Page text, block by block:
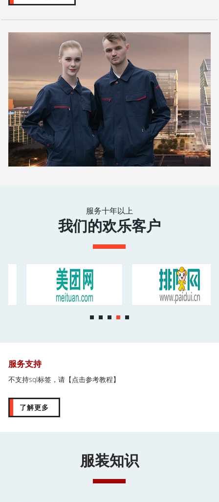
服务十年以上
我们的欢乐客户
服务支持
不支持sql标签，请 【点击参考教程】
了解更多
服装知识